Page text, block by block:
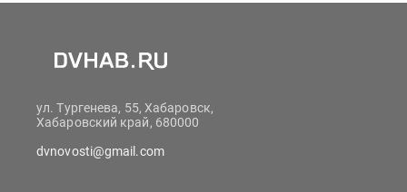
ул. Тургенева, 55, Хабаровск,
Хабаровский край, 680000
dvnovosti@gmail.com